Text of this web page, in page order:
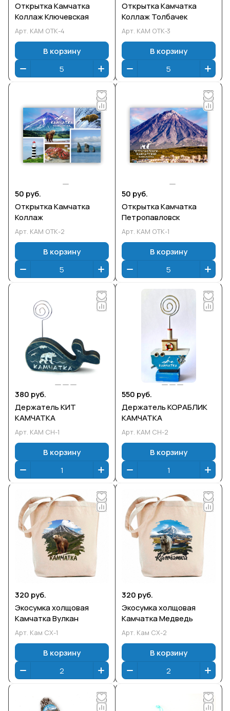
Открытка Камчатка
Коллаж Ключевская
Арт. КАМ ОТК-4
В корзину
Открытка Камчатка
Коллаж Толбачек
Арт. КАМ ОТК-3
В корзину
50 руб.
Открытка Камчатка
Коллаж
Арт. КАМ ОТК-2
В корзину
50 руб.
Открытка Камчатка
Петропавловск
Арт. КАМ ОТК-1
В корзину
380 руб.
Держатель КИТ
КАМЧАТКА
Арт. КАМ СН-1
В корзину
550 руб.
Держатель КОРАБЛИК
КАМЧАТКА
Арт. КАМ СН-2
В корзину
320 руб.
Экосумка холщовая
Камчатка Вулкан
Арт. Кам СХ-1
В корзину
320 руб.
Экосумка холщовая
Камчатка Медведь
Арт. Кам СХ-2
В корзину